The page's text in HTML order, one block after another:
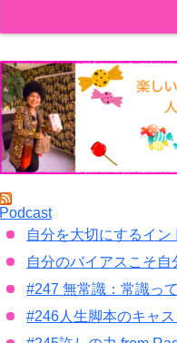
Podcast
自分を大切にするイ
自分のバイアスこそ
#247 無常識：常識っ
#246人生脚本のキャ